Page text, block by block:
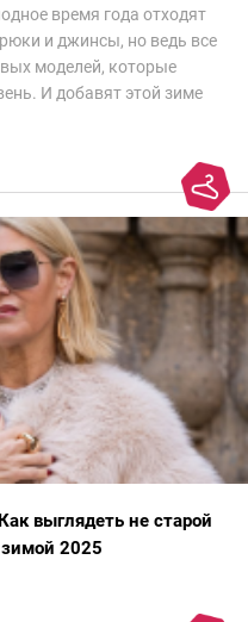
время года отходят
и джинсы, но ведь все
моделей, которые
И добавят этой зиме
выглядеть не старой
2025